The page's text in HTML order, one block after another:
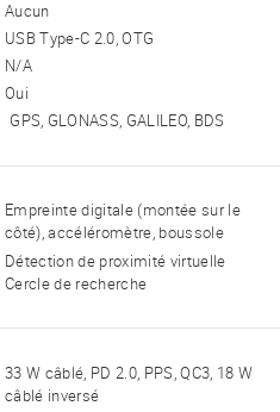
Aucun
USB Type-C 2.0, OTG
N/A
Oui
GPS, GLONASS, GALILEO, BDS
Empreinte digitale (montée sur le
côté), accéléromètre, boussole
Détection de proximité virtuelle
Cercle de recherche
33 W câblé, PD 2.0, PPS, QC3, 18 W
câblé inversé